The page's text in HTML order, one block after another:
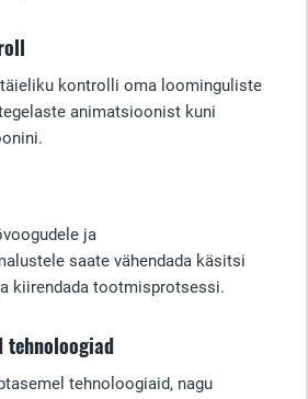
kontrolli oma loominguliste
animatsioonist kuni
ja
saate vähendada käsitsi
kiirendada tootmisprotsessi.
tehnoloogiad
tehnoloogiaid, nagu